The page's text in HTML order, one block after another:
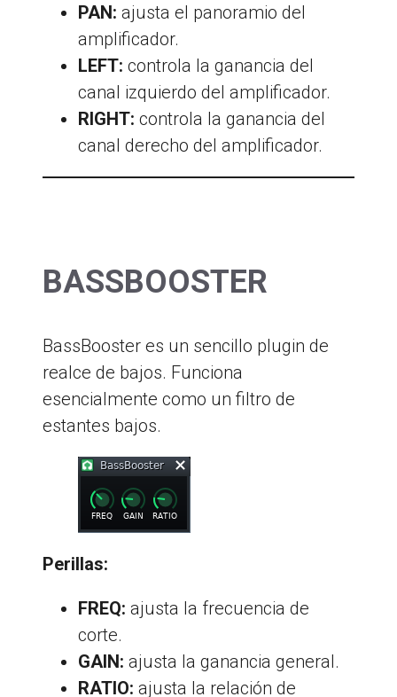
PAN: ajusta el panoramio del
amplificador.
LEFT: controla la ganancia del
canal izquierdo del amplificador.
RIGHT: controla la ganancia del
canal derecho del amplificador.
BASSBOOSTER
BassBooster es un sencillo plugin de
realce de bajos. Funciona
esencialmente como un filtro de
estantes bajos.
Perillas:
FREQ: ajusta la frecuencia de
corte.
GAIN: ajusta la ganancia general.
RATIO: ajusta la relación de